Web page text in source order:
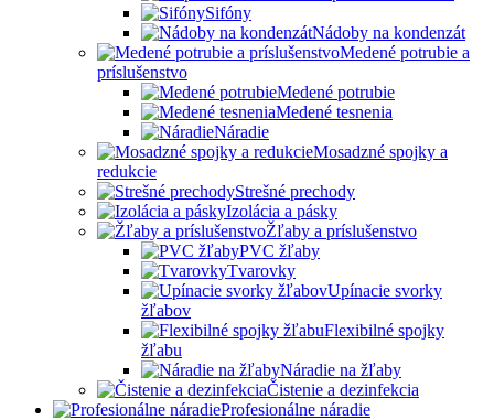
Sifóny
Nádoby na kondenzát
Medené potrubie a
príslušenstvo
Medené potrubie
Medené tesnenia
Náradie
Mosadzné spojky a
redukcie
Strešné prechody
Izolácia a pásky
Žľaby a príslušenstvo
PVC žľaby
Tvarovky
Upínacie svorky
žľabov
Flexibilné spojky
žľabu
Náradie na žľaby
Čistenie a dezinfekcia
Profesionálne náradie